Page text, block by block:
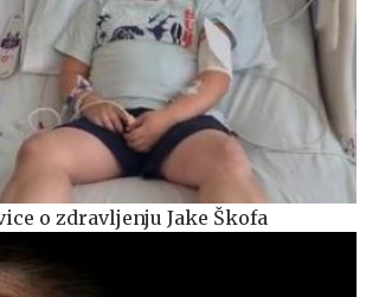
o zdravljenju Jake Škofa